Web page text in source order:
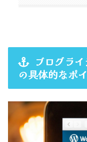
ブログラ
の具体的なポ